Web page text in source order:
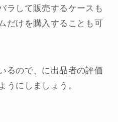
ラして販売するケースも
だけを購入することも可
るので、に出品者の評価
うにしましょう。